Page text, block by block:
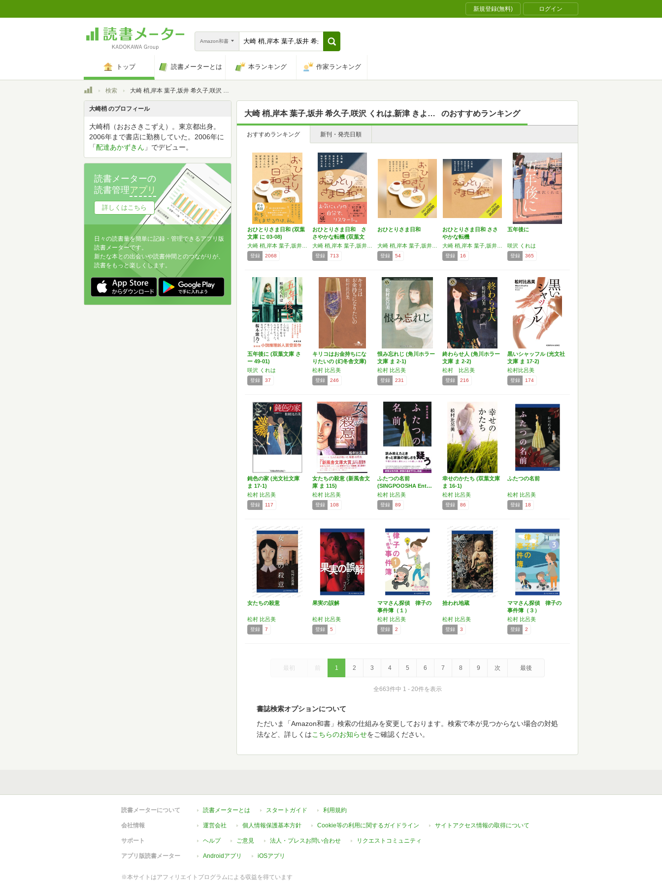
新規登録(無料) ログイン
Amazon和書
トップ 読書メーターとは 本ランキング 作家ランキング
トップ検索 大崎 梢,岸本 葉子,坂井 希久子,咲沢 くれは,新津 きよみ,松村 比呂美
大崎 梢,岸本 葉子,坂井 希久子,咲沢 くれは,新津 きよみ,松村 比呂美 のおすすめランキング
おすすめランキング 新刊・発売日順
おひとりさま日和 (双葉
文庫 に 03-08)
登録 2068
おひとりさま日和 さ
さやかな転機 (双葉文
庫…
登録 713
おひとりさま日和
登録 54
おひとりさま日和 ささ
やかな転機
登録 16
五年後に
咲沢 くれは
登録 365
五年後に (双葉文庫 さ
ー 49-01)
咲沢 くれは
登録 37
キリコはお金持ちにな
りたいの (幻冬舎文庫)
松村 比呂美
登録 246
恨み忘れじ (角川ホラー
文庫 ま 2-1)
松村 比呂美
登録 231
終わらせ人 (角川ホラー
文庫 ま 2-2)
松村 比呂美
登録 216
黒いシャッフル (光文社
文庫 ま 17-2)
松村比呂美
登録 174
鈍色の家 (光文社文庫
ま 17-1)
松村 比呂美
登録 117
女たちの殺意 (新風舎文
庫 ま 115)
松村 比呂美
登録 108
ふたつの名前
(SINGPOOSHA Ent…
松村 比呂美
登録 89
幸せのかたち (双葉文庫
ま 16-1)
松村 比呂美
登録 86
ふたつの名前
松村 比呂美
登録 18
女たちの殺意
松村 比呂美
登録 7
果実の誤解
松村 比呂美
登録 5
ママさん探偵 律子の
事件簿（１）
松村 比呂美
登録 2
拾われ地蔵
松村 比呂美
登録 3
ママさん探偵 律子の
事件簿（３）
松村 比呂美
登録 2
最初 前 1 2 3 4 5 6 7 8 9 次 最後
全663件中 1 - 20件を表示
書誌検索オプションについて
ただいま「Amazon和書」検索の仕組みを変更しております。検索で本が見つからない場合の対処
法など、詳しくはこちらのお知らせをご確認ください。
大崎梢 のプロフィール
大崎梢（おおさきこずえ）。東京都出身。
2006年まで書店に勤務していた。2006年に
「配達あかずきん 」でデビュー。
読書メーターの
読書管理アプリ
詳しくはこちら
日々の読書量を簡単に記録・管理できるアプリ版
読書メーターです。
新たな本との出会いや読書仲間とのつながりが、
読書をもっと楽しくします。
読書メーターについて 読書メーターとは スタートガイド 利用規約
会社情報 運営会社 個人情報保護基本方針 Cookie等の利用に関するガイドライン サイトアクセス情報の取得について
サポート ヘルプ ご意見 法人・プレスお問い合わせ リクエストコミュニティ
アプリ版読書メーター Androidアプリ iOSアプリ
※本サイトはアフィリエイトプログラムによる収益を得ています